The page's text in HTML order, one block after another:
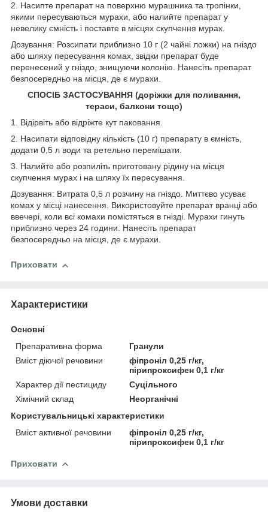
2. Насипте препарат на поверхню мурашника та тропінки,
якими пересуваються мурахи, або налийте препарат у
невелику ємність і поставте в місцях скупчення мурах.
Дозування: Розсипати приблизно 10 г (2 чайні ложки) на гніздо
або шляху пересування комах, звідки препарат буде
перенесений у гніздо, знищуючи колонію. Нанесіть препарат
безпосередньо на місця, де є мурахи.
СПОСІБ ЗАСТОСУВАННЯ (доріжки для поливання,
тераси, балкони тощо)
1. Відірвіть або відріжте кут паковання.
2. Насипати відповідну кількість (10 г) препарату в ємність,
додати 0,5 л води та ретельно перемішати.
3. Налийте або розпиліть приготовану рідину на місця
скупчення мурах і на шляху їх пересування.
Дозування: Витрата 0,5 л розчину на гніздо. Миттєво усуває
комах у місці нанесення. Використовуйте препарат вранці або
ввечері, коли всі комахи помістяться в гнізді. Мурахи гинуть
приблизно через 24 години. Нанесіть препарат
безпосередньо на місця, де є мурахи.
Приховати
Характеристики
Основні
Препаративна форма
Гранули
Вміст діючої речовини
фіпроніл 0,25 г/кг,
пірипроксифен 0,1 г/кг
Характер дії пестициду
Суцільного
Хімічний склад
Неорганічні
Користувальницькі характеристики
Вміст активної речовини
фіпроніл 0,25 г/кг,
пірипроксифен 0,1 г/кг
Приховати
Умови доставки